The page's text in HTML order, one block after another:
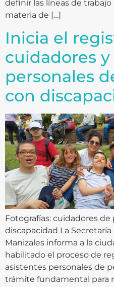
definir las líneas de
materia de […]
Inicia el
cuidadores
personales
con
Fotografías: cuidadores
discapacidad La
Manizales informa a la
habilitado el proceso de
asistentes personales de
trámite fundamental para